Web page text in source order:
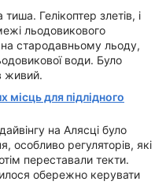
Гелікоптер злетів, і
льодовикового
стародавньому льоду,
води. Було
живий.
місць для підлідного
на Алясці було
регуляторів, які
переставали текти.
обережно керувати